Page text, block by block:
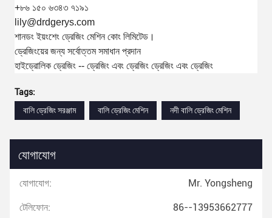
+৮৬ ১৫০ ৬৩৪৩ ৭১৯১
lily@drdgerys.com
শানডং ইয়ংশেং ড্রেজিং মেশিন কোং লিমিটেড।
ড্রেজিংয়ের জন্য সর্বোত্তম সমাধান প্রদান
হাইড্রোলিক ড্রেজিং -- ড্রেজিং এবং ড্রেজিং ড্রেজিং এবং ড্রেজিং
Tags:
বালি ড্রেজিং সরঞ্জাম
বালি ড্রেজিং মেশিন নদী বালি ড্রেজিং মেশিন
যোগাযোগ
যোগাযোগ: Mr. Yongsheng
টেলিফোন: 86--13953662777